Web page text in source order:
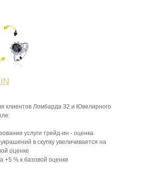
клиентов Ломбарда 32 и Ювелирного
услуги трейд-ин - оценка
в скупку увеличивается на
оценке
+5 % к базовой оценке